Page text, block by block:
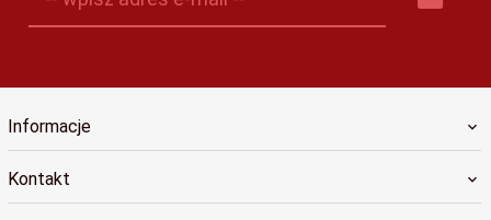
Informacje
Kontakt